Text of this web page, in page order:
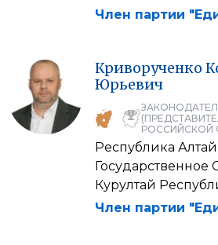
Член партии
Криворученко
Юрьевич
РОССИЙСКОЙ
Республика
Государственное
Курултай
Член партии